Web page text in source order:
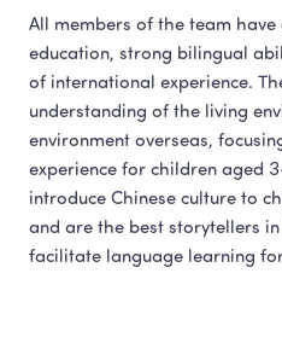
All members of the team
education, strong bilingual
of international experience.
understanding of the living
environment overseas,
experience for children aged
introduce Chinese culture to
and are the best storytellers
facilitate language learning